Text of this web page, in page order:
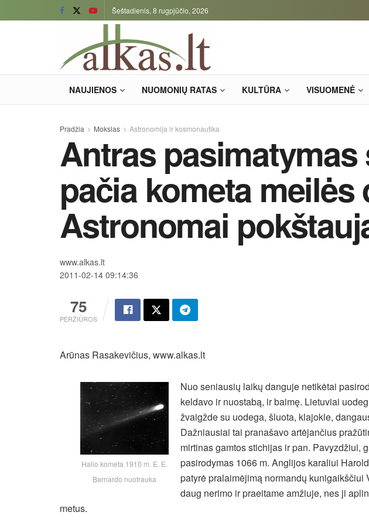
Šeštadienis, 8 rugpjūčio, 2026
NAUJIENOS NUOMONIŲ RATAS KULTŪRA VISUOMENĖ
Pradžia Mokslas Astronomija ir kosmonautika
Antras pasimatymas
pačia kometa meilės
Astronomai
www.alkas.lt
2011-02-14 09:14:36
75
PERŽIŪROS
Arūnas Rasakevičius, www.alkas.lt
Halio kometa 1910 m. E. E.
Barnardo nuotrauka
Nuo seniausių laikų danguje netikėtai
keldavo ir nuostabą, ir baimę. Lietuviai
žvaigžde su uodega, šluota, klajokle,
Dažniausiai tai pranašavo artėjančius
mirtinas gamtos stichijas ir pan. Pavyzdžiui,
pasirodymas 1066 m. Anglijos karaliui
patyrė pralaimėjimą normandų kunigaikščiui
daug nerimo ir praeitame amžiuje, nes ji
metus.